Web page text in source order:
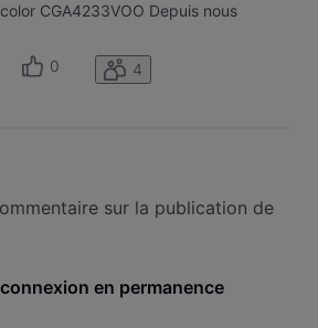
CGA4233VOO Depuis nous
lenteur streaming). J'ai appelé
dem
0 4
sur la publication de
en permanence